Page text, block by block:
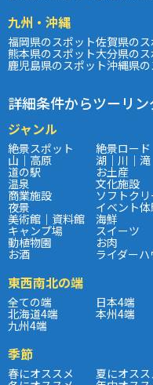
九州・沖縄
福岡県のスポット佐賀県のス
熊本県のスポット大分県のス
鹿児島県のスポット沖縄県
詳細条件からツーリ
ジャンル
絶景スポット 絶景ロード
山｜高原 湖｜川｜滝
道の駅 お土産
温泉 文化施設
商業施設 ソフトク
夜景 イベント
美術館｜資料館 海鮮
キャンプ場 スイーツ
動植物園 お肉
お酒 ライダーハ
東西南北の端
全ての端 日本4端
北海道4端 本州4端
九州4端
季節
春にオススメ 夏にオスス